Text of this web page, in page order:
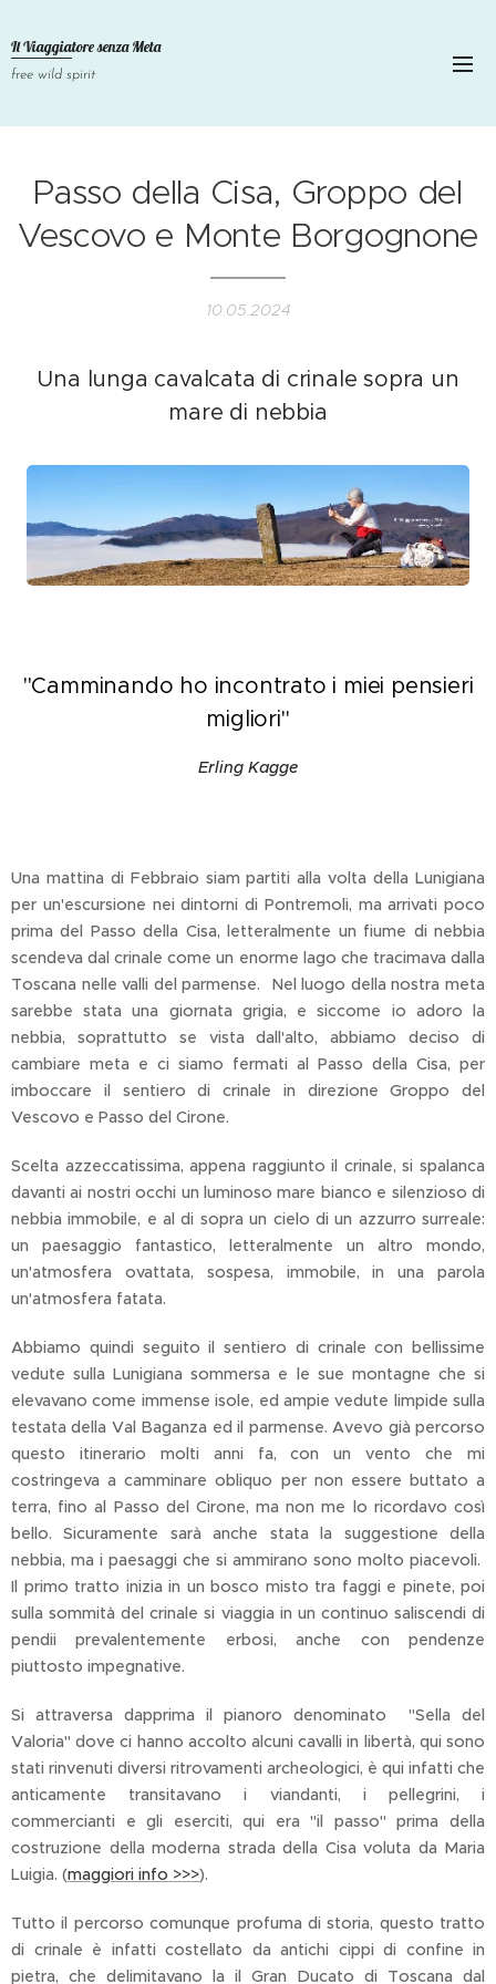
Il Viaggiatore senzaMeta
free wild spirit
Passo della Cisa, Groppo del
Vescovo e Monte Borgognone
10.05.2024
Una lunga cavalcata di crinale sopra un
mare di nebbia
"Camminando ho incontrato i miei pensieri
migliori"
Erling Kagge
Una mattina di Febbraio siam partiti alla volta della Lunigiana
per un'escursione nei dintorni di Pontremoli, ma arrivati poco
prima del Passo della Cisa, letteralmente un fiume di nebbia
scendeva dal crinale come un enorme lago che tracimava dalla
Toscana nelle valli del parmense. Nel luogo della nostra meta
sarebbe stata una giornata grigia, e siccome io adoro la
nebbia, soprattutto se vista dall'alto, abbiamo deciso di
cambiare meta e ci siamo fermati al Passo della Cisa, per
imboccare il sentiero di crinale in direzione Groppo del
Vescovo e Passo del Cirone.
Scelta azzeccatissima, appena raggiunto il crinale, si spalanca
davanti ai nostri occhi un luminoso mare bianco e silenzioso di
nebbia immobile, e al di sopra un cielo di un azzurro surreale:
un paesaggio fantastico, letteralmente un altro mondo,
un'atmosfera ovattata, sospesa, immobile, in una parola
un'atmosfera fatata.
Abbiamo quindi seguito il sentiero di crinale con bellissime
vedute sulla Lunigiana sommersa e le sue montagne che si
elevavano come immense isole, ed ampie vedute limpide sulla
testata della Val Baganza ed il parmense. Avevo già percorso
questo itinerario molti anni fa, con un vento che mi
costringeva a camminare obliquo per non essere buttato a
terra, fino al Passo del Cirone, ma non me lo ricordavo così
bello. Sicuramente sarà anche stata la suggestione della
nebbia, ma i paesaggi che si ammirano sono molto piacevoli.
Il primo tratto inizia in un bosco misto tra faggi e pinete, poi
sulla sommità del crinale si viaggia in un continuo saliscendi di
pendii prevalentemente erbosi, anche con pendenze
piuttosto impegnative.
Si attraversa dapprima il pianoro denominato "Sella del
Valoria" dove ci hanno accolto alcuni cavalli in libertà, qui sono
stati rinvenuti diversi ritrovamenti archeologici, è qui infatti che
anticamente transitavano i viandanti, i pellegrini, i
commercianti e gli eserciti, qui era "il passo" prima della
costruzione della moderna strada della Cisa voluta da Maria
Luigia. (maggiori info >>>).
Tutto il percorso comunque profuma di storia, questo tratto
di crinale è infatti costellato da antichi cippi di confine in
pietra, che delimitavano la il Gran Ducato di Toscana dal